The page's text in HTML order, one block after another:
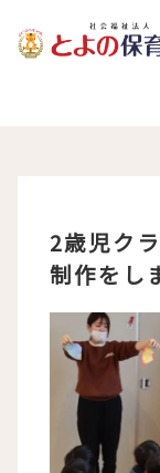
2歳児ク
制作をし